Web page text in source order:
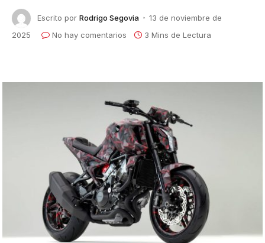
Escrito por Rodrigo Segovia
13 de noviembre de
2025
No hay comentarios 3 Mins de Lectura